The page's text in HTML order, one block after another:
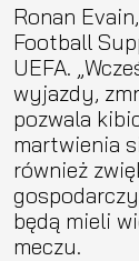
Ronan
Football
UEFA.
wyjazdy,
pozwala
martwienia
również
będą mieli
meczu.